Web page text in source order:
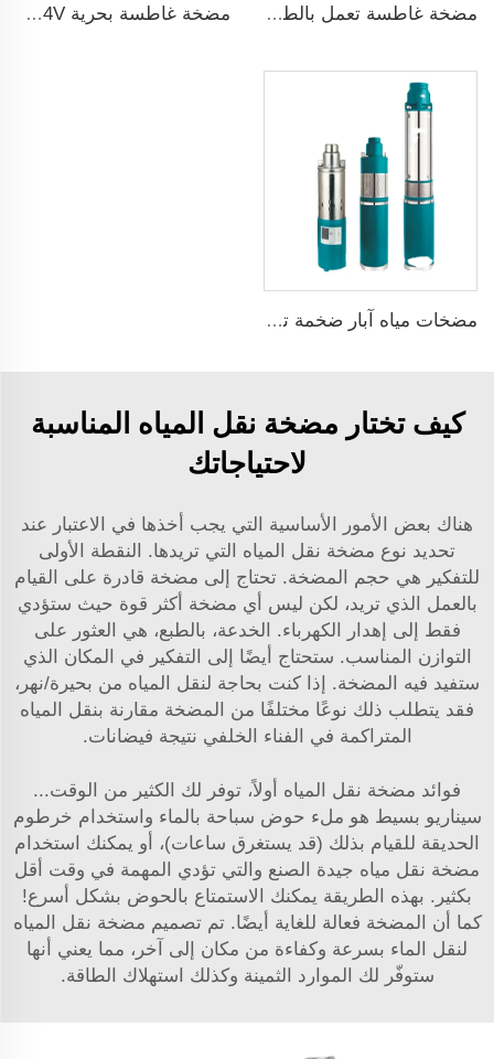
مضخة غاطسة تعمل بالطاقة الشمسية لآبار المياه العميقة DC مضخة غاطسة بحرية 12/24V لتصريف المياه
مضخات مياه آبار ضخمة تعمل بالطاقة الشمسية
كيف تختار مضخة نقل المياه المناسبة
لاحتياجاتك
هناك بعض الأمور الأساسية التي يجب أخذها في الاعتبار عند
تحديد نوع مضخة نقل المياه التي تريدها. النقطة الأولى
للتفكير هي حجم المضخة. تحتاج إلى مضخة قادرة على القيام
بالعمل الذي تريد، لكن ليس أي مضخة أكثر قوة حيث ستؤدي
فقط إلى إهدار الكهرباء. الخدعة، بالطبع، هي العثور على
التوازن المناسب. ستحتاج أيضًا إلى التفكير في المكان الذي
ستفيد فيه المضخة. إذا كنت بحاجة لنقل المياه من بحيرة/نهر،
فقد يتطلب ذلك نوعًا مختلفًا من المضخة مقارنة بنقل المياه
المتراكمة في الفناء الخلفي نتيجة فيضانات.
فوائد مضخة نقل المياه أولاً، توفر لك الكثير من الوقت...
سيناريو بسيط هو ملء حوض سباحة بالماء واستخدام خرطوم
الحديقة للقيام بذلك (قد يستغرق ساعات)، أو يمكنك استخدام
مضخة نقل مياه جيدة الصنع والتي تؤدي المهمة في وقت أقل
بكثير. بهذه الطريقة يمكنك الاستمتاع بالحوض بشكل أسرع!
كما أن المضخة فعالة للغاية أيضًا. تم تصميم مضخة نقل المياه
لنقل الماء بسرعة وكفاءة من مكان إلى آخر، مما يعني أنها
ستوفّر لك الموارد الثمينة وكذلك استهلاك الطاقة.